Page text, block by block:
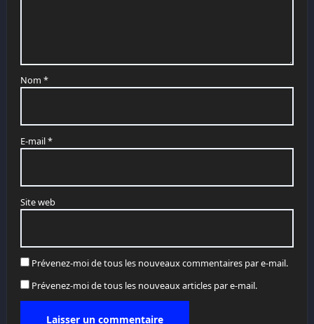
Nom *
E-mail*
Site web
Prévenez-moi de tous les nouveaux commentaires par e-mail.
Prévenez-moi de tous les nouveaux articles par e-mail.